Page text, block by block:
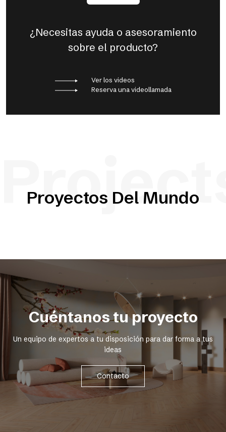
¿Necesitas ayuda o asesoramiento
sobre el producto?
Ver los videos
Reserva una videollamada
Proyectos Del Mundo
Cuéntanos tu proyecto
Un equipo de expertos a tu disposición para dar forma a tus
ideas
Contacto